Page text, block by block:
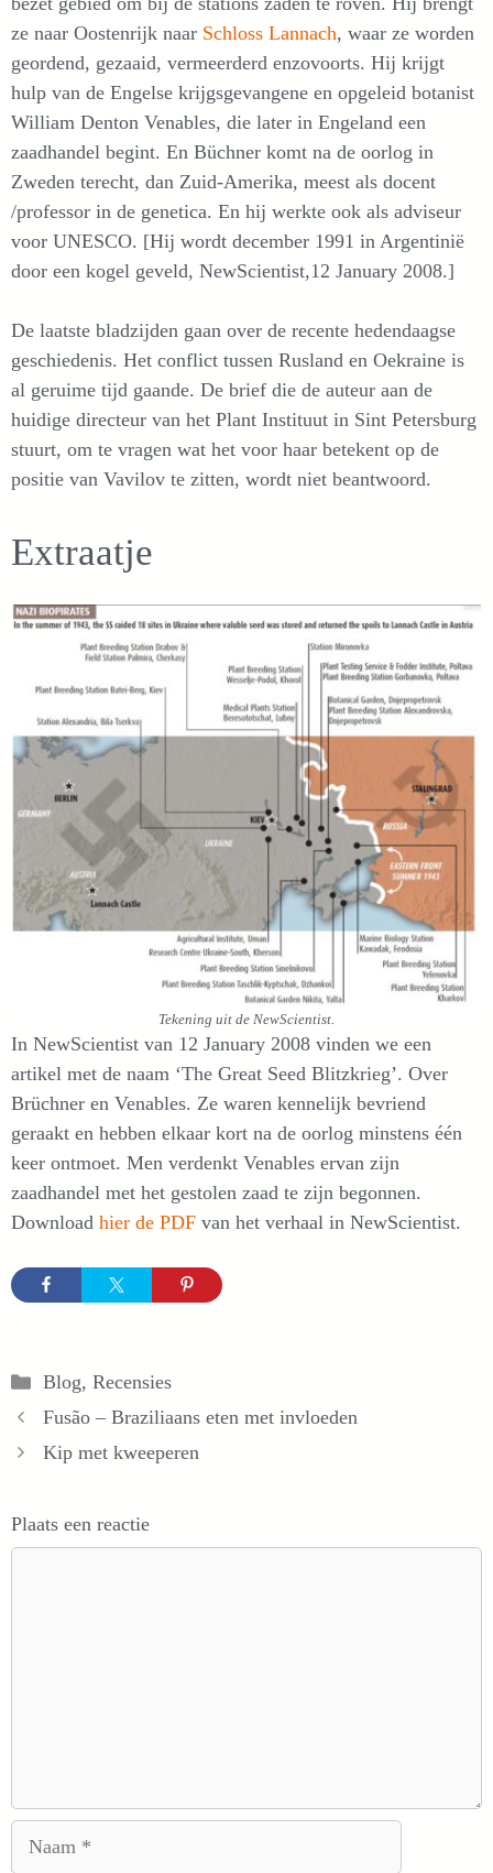
ze naar Oostenrijk naar Schloss Lannach, waar ze worden
geordend, gezaaid, vermeerderd enzovoorts. Hij krijgt
hulp van de Engelse krijgsgevangene en opgeleid botanist
William Denton Venables, die later in Engeland een
zaadhandel begint. En Büchner komt na de oorlog in
Zweden terecht, dan Zuid-Amerika, meest als docent
/professor in de genetica. En hij werkte ook als adviseur
voor UNESCO. [Hij wordt december 1991 in Argentinië
door een kogel geveld, NewScientist,12 January 2008.]
De laatste bladzijden gaan over de recente hedendaagse
geschiedenis. Het conflict tussen Rusland en Oekraine is
al geruime tijd gaande. De brief die de auteur aan de
huidige directeur van het Plant Instituut in Sint Petersburg
stuurt, om te vragen wat het voor haar betekent op de
positie van Vavilov te zitten, wordt niet beantwoord.
Extraatje
Tekening uit de NewScientist.
In NewScientist van 12 January 2008 vinden we een
artikel met de naam ‘The Great Seed Blitzkrieg’. Over
Brüchner en Venables. Ze waren kennelijk bevriend
geraakt en hebben elkaar kort na de oorlog minstens één
keer ontmoet. Men verdenkt Venables ervan zijn
zaadhandel met het gestolen zaad te zijn begonnen.
Download hier de PDF van het verhaal in NewScientist.
Categorieën
Blog, Recensies
Fusão – Braziliaans eten met invloeden
Kip met kweeperen
Plaats een reactie